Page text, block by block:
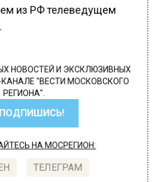
из РФ телеведущем
.
НОВОСТЕЙ И ЭКСКЛЮЗИВНЫХ
"ВЕСТИ МОСКОВСКОГО
РЕГИОНА".
НА МОСРЕГИОН:
ТЕЛЕГРАМ